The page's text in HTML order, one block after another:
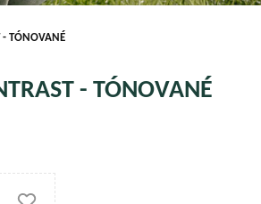
- TÓNOVANÉ
- TÓNOVANÉ